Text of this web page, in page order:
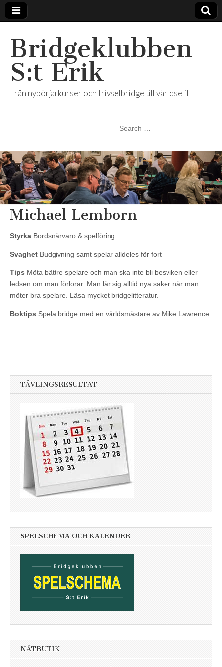
Bridgeklubben
S:t Erik
Från nybörjarkurser och trivselbridge till världselit
Search
for:
Michael Lemborn
Styrka Bordsnärvaro & spelföring
Svaghet Budgivning samt spelar alldeles för fort
Tips Möta bättre spelare och man ska inte bli besviken eller
ledsen om man förlorar. Man lär sig alltid nya saker när man
möter bra spelare. Läsa mycket bridgelitteratur.
Boktips Spela bridge med en världsmästare av Mike Lawrence
TÄVLINGSRESULTAT
SPELSCHEMA OCH KALENDER
NÄTBUTIK